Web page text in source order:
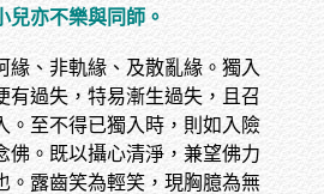
兒亦不樂與同師。
緣、非軌緣、及散亂緣。獨入
有過失，特易漸生過失，且召
。至不得已獨入時，則如入險
佛。既以攝心清淨，兼望佛力
。露齒笑為輕笑，現胸臆為無